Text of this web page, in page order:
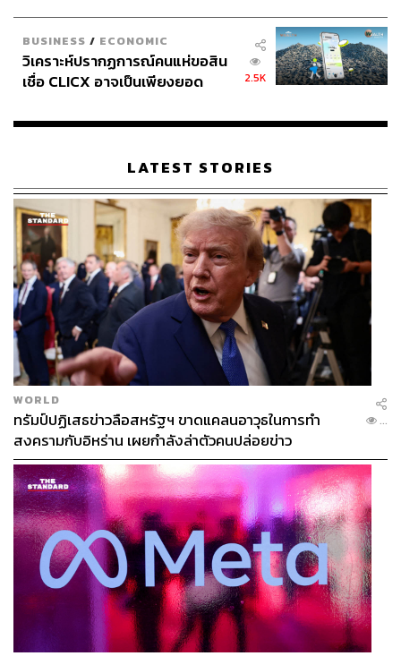
BUSINESS / ECONOMIC
วิเคราะห์ปรากฏการณ์คนแห่ขอสิน
เชื่อ CLICX อาจเป็นเพียงยอด
เรือนไทยที่ถูกซุกไว้
2.5K
LATEST STORIES
WORLD
ทรัมป์ปฏิเสธข่าวลือสหรัฐฯ ขาดแคลนอาวุธในการทำ
สงครามกับอิหร่าน เผยกำลังล่าตัวคนปล่อยข่าว
...